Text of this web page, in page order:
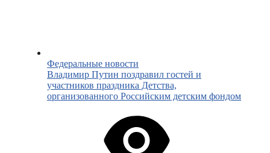
Федеральные новости
Владимир Путин поздравил гостей и
участников праздника Детства,
организованного Российским детским фондом